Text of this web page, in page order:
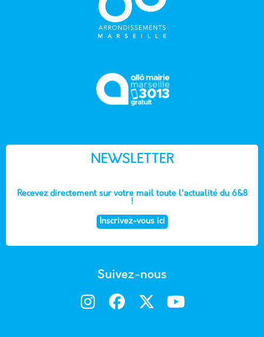
NEWSLETTER
Recevez directement sur votre mail toute l'actualité du 6&8
!
Inscrivez-vous ici
Suivez-nous